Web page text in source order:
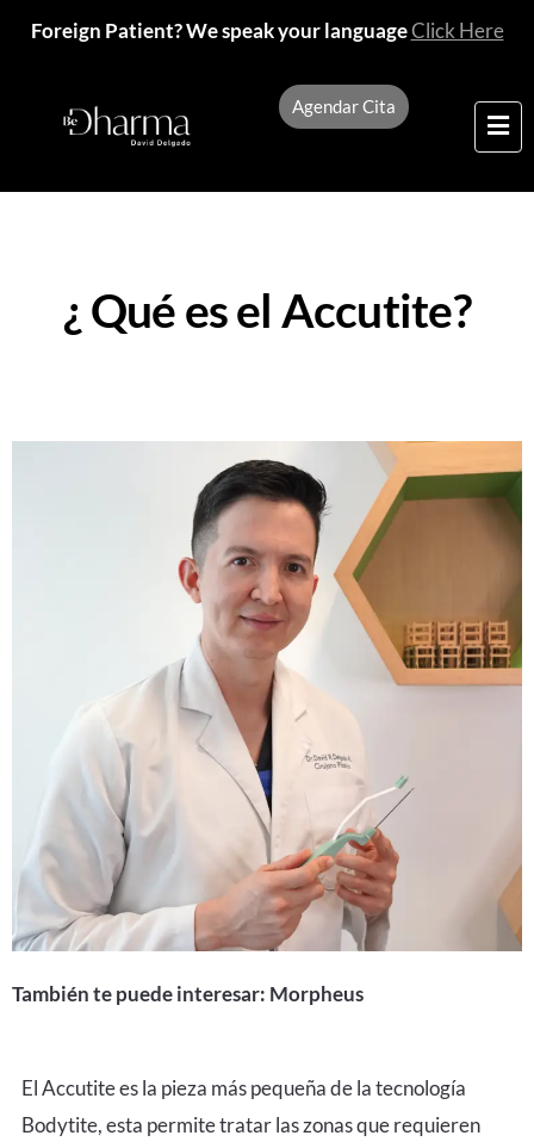
Foreign Patient? We speak your languageClick Here
Agendar Cita
¿ Qué es el Accutite?
También te puede interesar: Morpheus
El Accutite es la pieza más pequeña de la tecnología
Bodytite, esta permite tratar las zonas que requieren